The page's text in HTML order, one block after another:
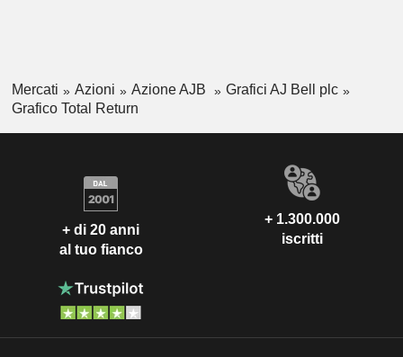
Mercati Azioni Azione AJB
Grafici AJ Bell plc
Grafico Total Return
+ di 20 anni
al tuo fianco
+ 1.300.000
iscritti